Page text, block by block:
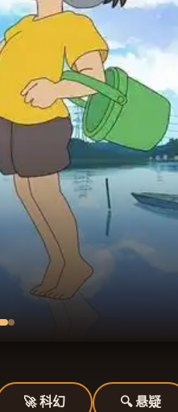
🚀 科幻 🔍 悬疑